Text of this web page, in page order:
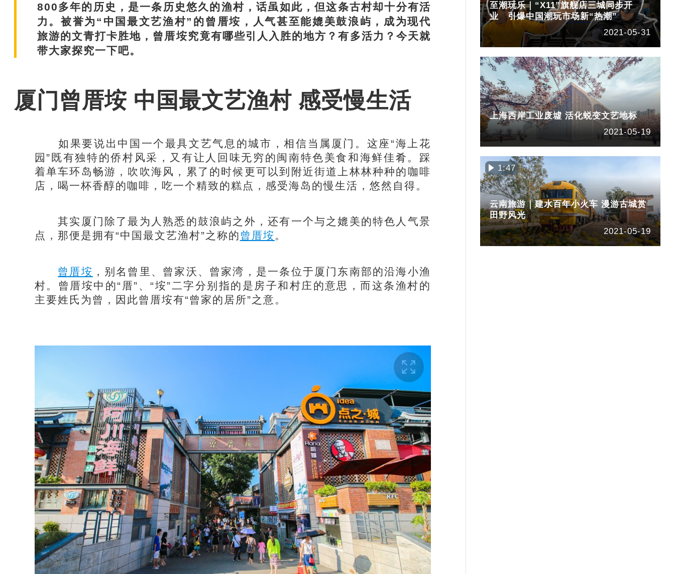
800多年的历史，是一条历史悠久的渔村，话虽如此，但这条古村却十分有活
力。被誉为“中国最文艺渔村”的曾厝垵，人气甚至能媲美鼓浪屿，成为现代
旅游的文青打卡胜地，曾厝垵究竟有哪些引人入胜的地方？有多活力？今天就
带大家探究一下吧。
厦门曾厝垵 中国最文艺渔村 感受慢生活
如果要说出中国一个最具文艺气息的城市，相信当属厦门。这座“海上花
园”既有独特的侨村风采，又有让人回味无穷的闽南特色美食和海鲜佳肴。踩
着单车环岛畅游，吹吹海风，累了的时候更可以到附近街道上林林种种的咖啡
店，喝一杯香醇的咖啡，吃一个精致的糕点，感受海岛的慢生活，悠然自得。
其实厦门除了最为人熟悉的鼓浪屿之外，还有一个与之媲美的特色人气景
点，那便是拥有“中国最文艺渔村”之称的 曾厝垵 。
曾厝垵 ，别名曾里、曾家沃、曾家湾，是一条位于厦门东南部的沿海小渔
村。曾厝垵中的“厝”、“垵”二字分别指的是房子和村庄的意思，而这条渔村的
主要姓氏为曾，因此曾厝垵有“曾家的居所”之意。
至潮玩乐｜“X11”旗舰店三城同步开
业 引爆中国潮玩市场新“热潮”
2021-05-31
上海西岸工业废墟 活化蜕变文艺地标
2021-05-19
1:47
云南旅游｜建水百年小火车 漫游古城赏
田野风光
2021-05-19